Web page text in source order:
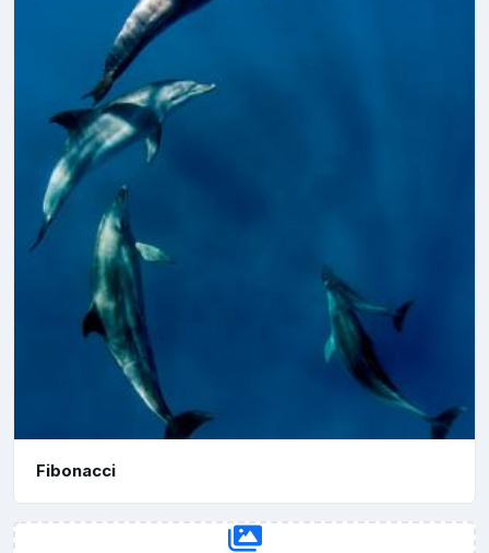
Fibonacci